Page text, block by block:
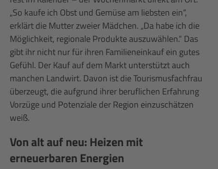
„So kaufe ich Obst und Gemüse am liebsten ein“,
erklärt die Mutter zweier Mädchen. „Da habe ich die
Möglichkeit, regionale Produkte auszuwählen.“ Das
gibt ihr nicht nur für ihren Familieneinkauf ein gutes
Gefühl. Der Kauf auf dem Markt unterstützt auch
manchen Landwirt. Davon ist die Tourismusfachfrau
überzeugt, die aufgrund ihrer beruflichen Erfahrung
Vorzüge und Potenziale der Region einzuschätzen
weiß.
Von alt auf neu: Heizen mit
erneuerbaren Energien